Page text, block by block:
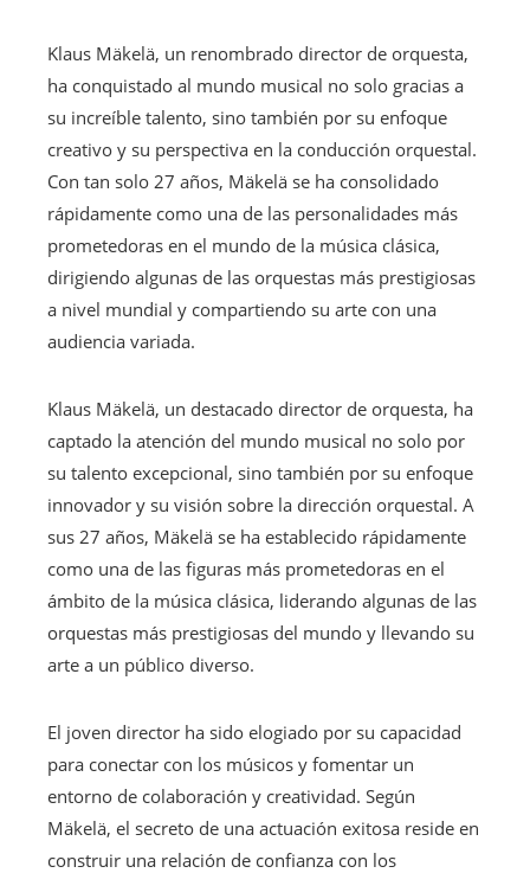
Klaus Mäkelä, un renombrado director de orquesta,
ha conquistado al mundo musical no solo gracias a
su increíble talento, sino también por su enfoque
creativo y su perspectiva en la conducción orquestal.
Con tan solo 27 años, Mäkelä se ha consolidado
rápidamente como una de las personalidades más
prometedoras en el mundo de la música clásica,
dirigiendo algunas de las orquestas más prestigiosas
a nivel mundial y compartiendo su arte con una
audiencia variada.
Klaus Mäkelä, un destacado director de orquesta, ha
captado la atención del mundo musical no solo por
su talento excepcional, sino también por su enfoque
innovador y su visión sobre la dirección orquestal. A
sus 27 años, Mäkelä se ha establecido rápidamente
como una de las figuras más prometedoras en el
ámbito de la música clásica, liderando algunas de las
orquestas más prestigiosas del mundo y llevando su
arte a un público diverso.
El joven director ha sido elogiado por su capacidad
para conectar con los músicos y fomentar un
entorno de colaboración y creatividad. Según
Mäkelä, el secreto de una actuación exitosa reside en
construir una relación de confianza con los